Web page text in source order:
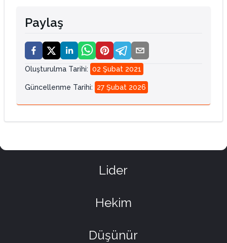
Paylaş
Oluşturulma Tarihi: 02 Şubat 2021
Güncellenme Tarihi: 27 Şubat 2026
Lider
Hekim
Düşünür